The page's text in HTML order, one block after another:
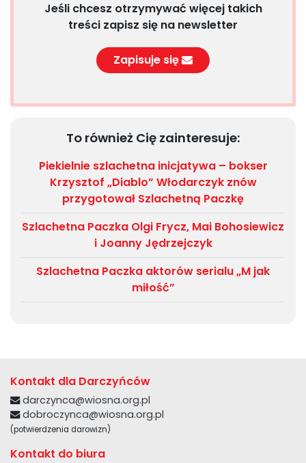
Jeśli chcesz otrzymywać więcej takich
treści zapisz się na newsletter
Zapisuje się
To również Cię zainteresuje:
Piekielnie szlachetna inicjatywa – bokser
Krzysztof „Diablo” Włodarczyk znów
przygotował Szlachetną Paczkę
Szlachetna Paczka Olgi Frycz, Mai Bohosiewicz
i Joanny Jędrzejczyk
Szlachetna Paczka aktorów serialu „M jak
miłość”
Kontakt dla Darczyńców
darczynca@wiosna.org.pl
dobroczynca@wiosna.org.pl
(potwierdzenia darowizn)
Kontakt do biura